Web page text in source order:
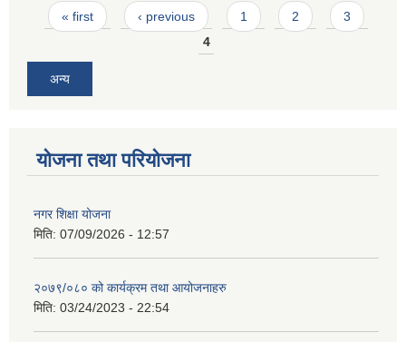
Pages
« first ‹ previous 1 2
3
4
अन्य
योजना तथा परियोजना
नगर शिक्षा योजना
मिति: 07/09/2026 - 12:57
२०७९/०८० को कार्यक्रम तथा आयोजनाहरु
मिति: 03/24/2023 - 22:54